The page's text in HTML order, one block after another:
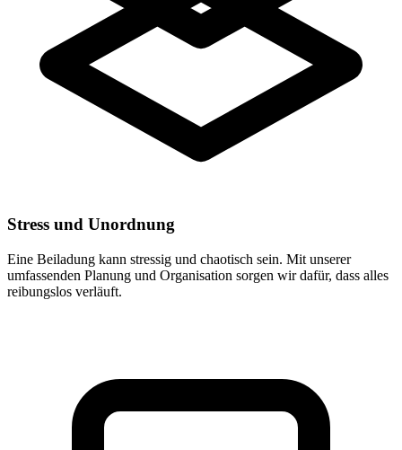
Stress und Unordnung
Eine Beiladung kann stressig und chaotisch sein. Mit unserer
umfassenden Planung und Organisation sorgen wir dafür, dass alles
reibungslos verläuft.